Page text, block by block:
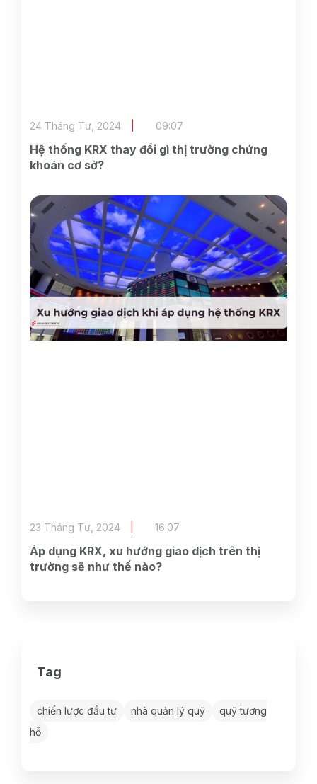
Hệ thống KRX thay đổi gì thị trường chứng
khoán cơ sở?
24 Tháng Tư, 2024 09:07
Áp dụng KRX, xu hướng giao dịch trên thị
trường sẽ như thế nào?
23 Tháng Tư, 2024 16:07
Tag
chiến lược đầu tư nhà quản lý quỹ
quỹ tương
hỗ